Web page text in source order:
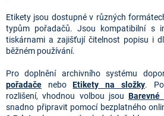
p
r
v
v
ý
p
i
Etikety jsou dostupné v různých
typům pořadačů. Jsou kompatibilní s
tiskárnami a zajišťují čitelnost popisu i
běžném používání.
Pro doplnění archivního systému
pořadače neboEtikety na složky.
rozlišení, vhodnou volbou jsou Barevné
snadno připravit pomocí bezplatného